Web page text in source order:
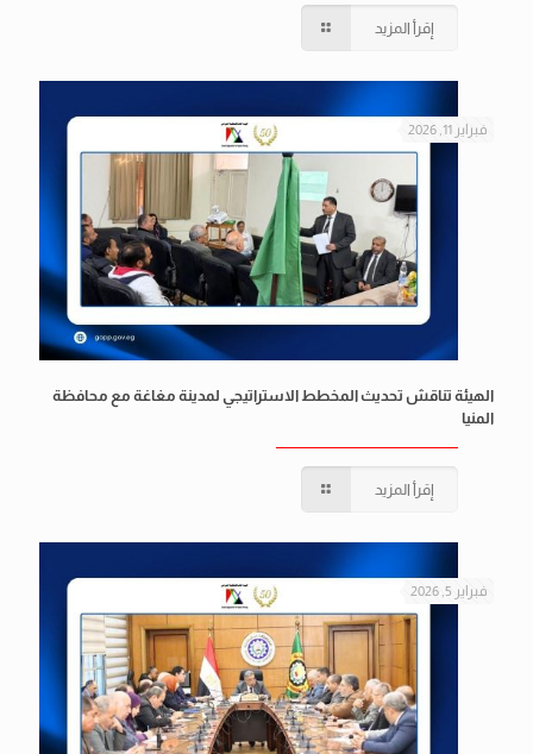
إقرأ المزيد
فبراير 11, 2026
الهيئة تناقش تحديث المخطط الاستراتيجي لمدينة مغاغة مع محافظة
المنيا
إقرأ المزيد
فبراير 5, 2026